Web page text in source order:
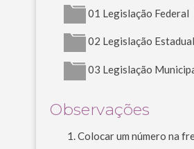
01 Legislação Federal
02 Legislação Estadual
03 Legislação
Observações
Colocar um número na